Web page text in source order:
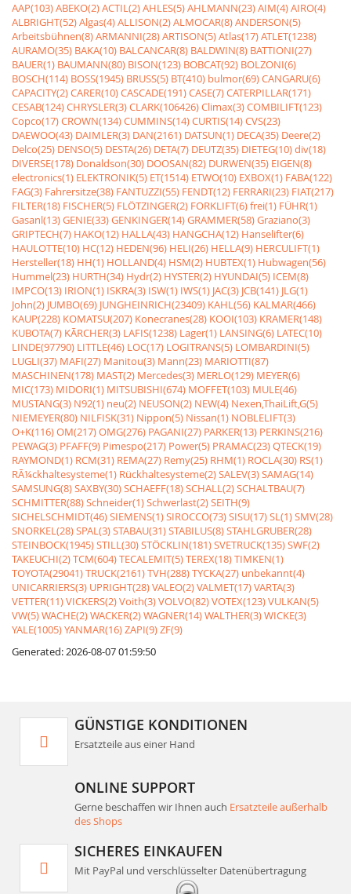
AAP(103)ABEKO(2)ACTIL(2)AHLES(5)AHLMANN(23)AIM(4)AIRO(4)
ALBRIGHT(52)Algas(4)ALLISON(2)ALMOCAR(8)ANDERSON(5)
Arbeitsbühnen(8)ARMANNI(28)ARTISON(5)Atlas(17)ATLET(1238)
AURAMO(35) BAKA(10) BALCANCAR(8) BALDWIN(8) BATTIONI(27)
BAUER(1) BAUMANN(80) BISON(123) BOBCAT(92) BOLZONI(6)
BOSCH(114) BOSS(1945) BRUSS(5) BT(410) bulmor(69)CANGARU(6)
CAPACITY(2)CARER(10)CASCADE(191)CASE(7)CATERPILLAR(171)
CESAB(124)CHRYSLER(3)CLARK(106426)Climax(3)COMBILIFT(123)
Copco(17)CROWN(134)CUMMINS(14)CURTIS(14)CVS(23)
DAEWOO(43) DAIMLER(3) DAN(2161) DATSUN(1) DECA(35) Deere(2)
Delco(25) DENSO(5) DESTA(26) DETA(7) DEUTZ(35) DIETEG(10)div(18)
DIVERSE(178) Donaldson(30) DOOSAN(82) DURWEN(35) EIGEN(8)
electronics(1) ELEKTRONIK(5) ET(1514) ETWO(10) EXBOX(1) FABA(122)
FAG(3) Fahrersitze(38) FANTUZZI(55) FENDT(12) FERRARI(23) FIAT(217)
FILTER(18) FISCHER(5) FLÖTZINGER(2) FORKLIFT(6)frei(1) FÜHR(1)
Gasanl(13)GENIE(33)GENKINGER(14)GRAMMER(58)Graziano(3)
GRIPTECH(7) HAKO(12) HALLA(43) HANGCHA(12) Hanselifter(6)
HAULOTTE(10) HC(12) HEDEN(96) HELI(26) HELLA(9) HERCULIFT(1)
Hersteller(18) HH(1) HOLLAND(4) HSM(2) HUBTEX(1) Hubwagen(56)
Hummel(23) HURTH(34) Hydr(2) HYSTER(2) HYUNDAI(5) ICEM(8)
IMPCO(13) IRION(1) ISKRA(3) ISW(1) IWS(1) JAC(3) JCB(141) JLG(1)
John(2) JUMBO(69) JUNGHEINRICH(23409) KAHL(56) KALMAR(466)
KAUP(228) KOMATSU(207) Konecranes(28) KOOI(103) KRAMER(148)
KUBOTA(7) KÃRCHER(3) LAFIS(1238) Lager(1) LANSING(6) LATEC(10)
LINDE(97790) LITTLE(46) LOC(17) LOGITRANS(5) LOMBARDINI(5)
LUGLI(37) MAFI(27) Manitou(3) Mann(23) MARIOTTI(87)
MASCHINEN(178) MAST(2) Mercedes(3) MERLO(129) MEYER(6)
MIC(173) MIDORI(1) MITSUBISHI(674) MOFFET(103) MULE(46)
MUSTANG(3) N92(1) neu(2) NEUSON(2) NEW(4) Nexen,ThaiLift,G(5)
NIEMEYER(80) NILFISK(31) Nippon(5) Nissan(1) NOBLELIFT(3)
O+K(116)OM(217)OMG(276) PAGANI(27) PARKER(13) PERKINS(216)
PEWAG(3) PFAFF(9) Pimespo(217) Power(5) PRAMAC(23)QTECK(19)
RAYMOND(1) RCM(31) REMA(27) Remy(25) RHM(1) ROCLA(30) RS(1)
RÃ¼ckhaltesysteme(1) Rückhaltesysteme(2)SALEV(3)SAMAG(14)
SAMSUNG(8)SAXBY(30)SCHAEFF(18)SCHALL(2)SCHALTBAU(7)
SCHMITTER(88)Schneider(1)Schwerlast(2)SEITH(9)
SICHELSCHMIDT(46)SIEMENS(1)SIROCCO(73)SISU(17)SL(1)SMV(28)
SNORKEL(28)SPAL(3)STABAU(31)STABILUS(8)STAHLGRUBER(28)
STEINBOCK(1945)STILL(30)STÖCKLIN(181)SVETRUCK(135)SWF(2)
TAKEUCHI(2)TCM(604)TECALEMIT(5)TEREX(18)TIMKEN(1)
TOYOTA(29041)TRUCK(2161)TVH(288)TYCKA(27) unbekannt(4)
UNICARRIERS(3) UPRIGHT(28)VALEO(2)VALMET(17)VARTA(3)
VETTER(11)VICKERS(2)Voith(3)VOLVO(82)VOTEX(123)VULKAN(5)
VW(5)WACHE(2)WACKER(2)WAGNER(14)WALTHER(3)WICKE(3)
YALE(1005)YANMAR(16)ZAPI(9)ZF(9)
Generated: 2026-08-07 01:59:50
GÜNSTIGE KONDITIONEN
Ersatzteile aus einer Hand
ONLINE SUPPORT
Gerne beschaffen wir Ihnen auch Ersatzteile außerhalb
des Shops
SICHERES EINKAUFEN
Mit PayPal und verschlüsselter Datenübertragung